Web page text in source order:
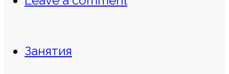
Занятия